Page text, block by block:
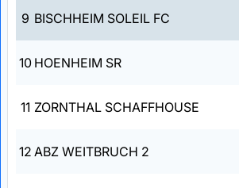
9 BISCHHEIM SOLEIL FC
10 HOENHEIM SR
11 ZORNTHAL SCHAFFHOUSE
12 ABZ WEITBRUCH 2